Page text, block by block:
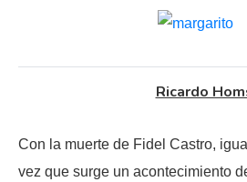
Ricardo
Con la muerte de Fidel Castro,
vez que surge un acontecimiento